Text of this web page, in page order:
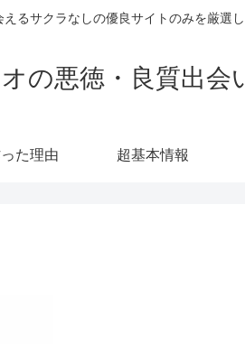
えるサクラなしの優良サイトのみを厳選
の悪徳・良質出会
た理由 超基本情報